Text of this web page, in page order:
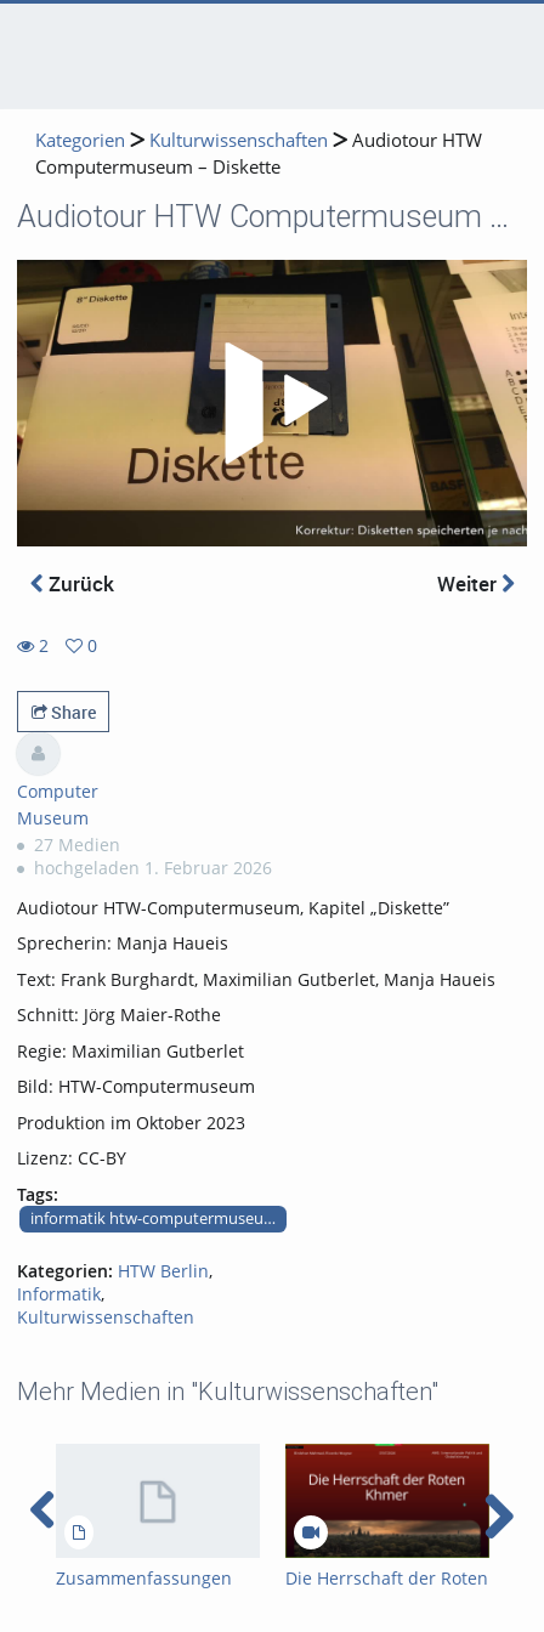
Kategorien Kulturwissenschaften
Audiotour HTW
Computermuseum – Diskette
Audiotour HTW Computermuseum – Diskette
Zurück Weiter
2
views
0
favorites
Share
Computer
Museum
27 Medien
hochgeladen 1. Februar 2026
Audiotour HTW-Computermuseum, Kapitel „Diskette”
Sprecherin: Manja Haueis
Text: Frank Burghardt, Maximilian Gutberlet, Manja Haueis
Schnitt: Jörg Maier-Rothe
Regie: Maximilian Gutberlet
Bild: HTW-Computermuseum
Produktion im Oktober 2023
Lizenz: CC-BY
Tags:
informatik htw-computermuseum audiotour speichermedien diskette
Kategorien: HTW Berlin,
Informatik,
Kulturwissenschaften
Mehr Medien in "Kulturwissenschaften"
Zusammenfassungen
Die Herrschaft der Roten